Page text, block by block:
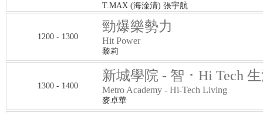
T.MAX (海淦清) 張宇航
1200 - 1300
勁爆樂勢力
Hit Power
黎莉
1300 - 1400
新城學院 - 智 ･ Hi Tech
Metro Academy - Hi-Tech Living
麥卓華